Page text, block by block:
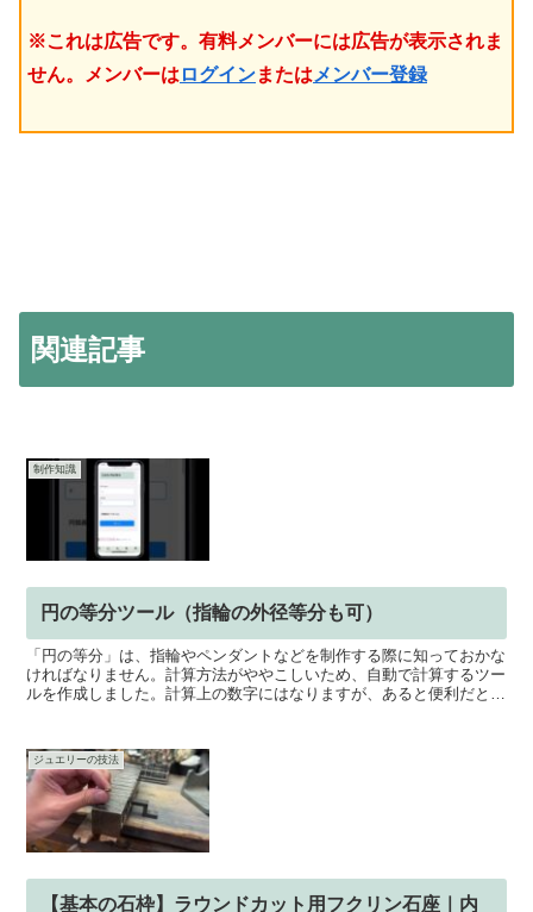
※これは広告です。有料メンバーには広告が表示されま
せん。メンバーは ログインまたは メンバー登録
関連記事
制作知識
円の等分ツール（指輪の外径等分も可）
「円の等分」は、指輪やペンダントなどを制作する際に知っておかな
ければなりません。計算方法がややこしいため、自動で計算するツー
ルを作成しました。計算上の数字にはなりますが、あると便利だと思
ジュエリーの技法
【基本の石枠】ラウンドカット用フクリン石座｜内